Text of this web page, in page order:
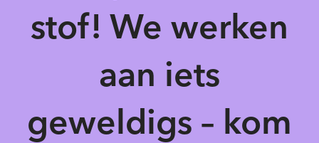
stof! We werken
aan iets
geweldigs – kom